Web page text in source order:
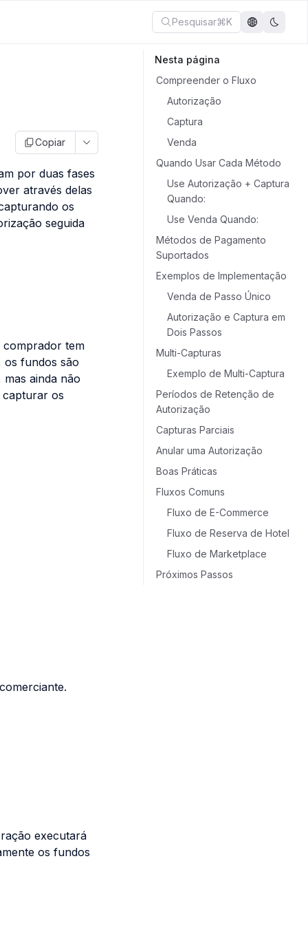
Pesquisar⌘K
Copiar
por duas fases
através delas
os
seguida
tem
os fundos são
ainda não
os
executará
os fundos
Nesta página
Compreender o Fluxo
Autorização
Captura
Venda
Quando Usar Cada Método
Use Autorização + Captura
Quando:
Use Venda Quando:
Métodos de Pagamento
Suportados
Exemplos de Implementação
Venda de Passo Único
Autorização e Captura em
Dois Passos
Multi-Capturas
Exemplo de Multi-Captura
Períodos de Retenção de
Autorização
Capturas Parciais
Anular uma Autorização
Boas Práticas
Fluxos Comuns
Fluxo de E-Commerce
Fluxo de Reserva de Hotel
Fluxo de Marketplace
Próximos Passos